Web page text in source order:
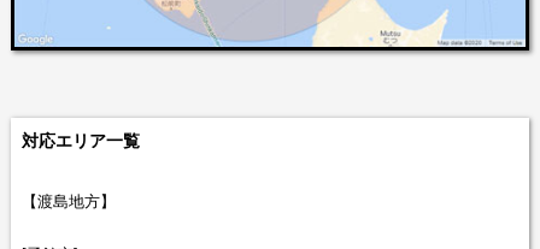
対応エリア一覧
【渡島地方】